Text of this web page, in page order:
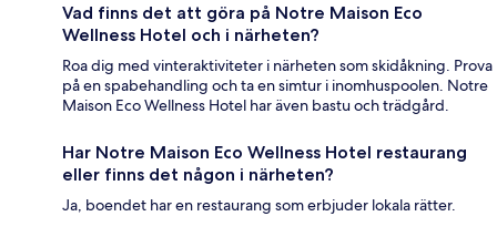
Vad finns det att göra på Notre Maison Eco
Wellness Hotel och i närheten?
Roa dig med vinteraktiviteter i närheten som skidåkning. Prova
på en spabehandling och ta en simtur i inomhuspoolen. Notre
Maison Eco Wellness Hotel har även bastu och trädgård.
Har Notre Maison Eco Wellness Hotel restaurang
eller finns det någon i närheten?
Ja, boendet har en restaurang som erbjuder lokala rätter.